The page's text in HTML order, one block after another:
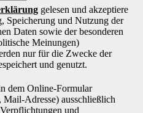
gelesen und akzeptiere
Speicherung und Nutzung der
Daten sowie der besonderen
Meinungen)
nur für die Zwecke der
und genutzt.
dem Online-Formular
Adresse) ausschließlich
und